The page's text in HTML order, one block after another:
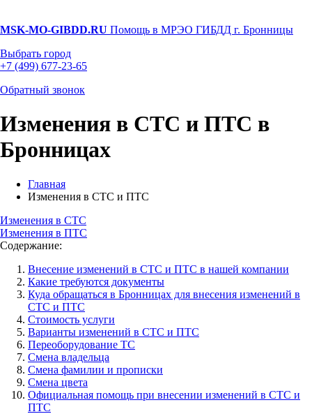
MSK-MO-GIBDD.RU Помощь в МРЭО ГИБДД г. Бронницы
Выбрать город
+7 (499) 677-23-65
Обратный звонок
Изменения в СТС и ПТС в
Бронницах
Главная
Изменения в СТС и ПТС
Изменения в СТС
Изменения в ПТС
Содержание:
Внесение изменений в СТС и ПТС в нашей компании
Какие требуются документы
Куда обращаться в Бронницах для внесения изменений в
СТС и ПТС
Стоимость услуги
Варианты изменений в СТС и ПТС
Переоборудование ТС
Смена владельца
Смена фамилии и прописки
Смена цвета
Официальная помощь при внесении изменений в СТС и
ПТС